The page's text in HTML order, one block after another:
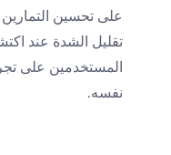
على تحسين
تقليل الشدة عند
المستخدمين على
نفسه.